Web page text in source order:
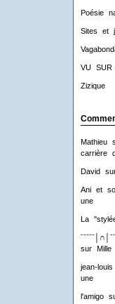
Poésie
Sites et
VU SUR
Zizique
Mathieu
carrière
David
Ani et
une
La
sur
jean-
une
l'amigo